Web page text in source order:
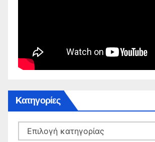
Kατηγορίες
Kατηγορίες